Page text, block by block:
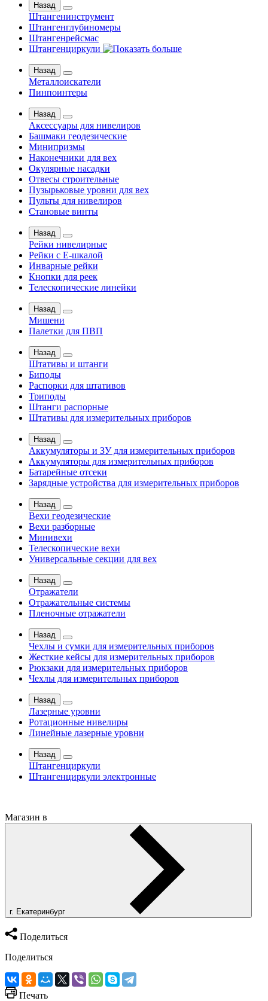
Назад
Штангенинструмент
Штангенглубиномеры
Штангенрейсмас
Штангенциркули
Назад
Металлоискатели
Пинпоинтеры
Назад
Аксессуары для нивелиров
Башмаки геодезические
Минипризмы
Наконечники для вех
Окулярные насадки
Отвесы строительные
Пузырьковые уровни для вех
Пульты для нивелиров
Становые винты
Назад
Рейки нивелирные
Рейки с Е-шкалой
Инварные рейки
Кнопки для реек
Телескопические линейки
Назад
Мишени
Палетки для ПВП
Назад
Штативы и штанги
Биподы
Распорки для штативов
Триподы
Штанги распорные
Штативы для измерительных приборов
Назад
Аккумуляторы и ЗУ для измерительных приборов
Аккумуляторы для измерительных приборов
Батарейные отсеки
Зарядные устройства для измерительных приборов
Назад
Вехи геодезические
Вехи разборные
Минивехи
Телескопические вехи
Универсальные секции для вех
Назад
Отражатели
Отражательные системы
Пленочные отражатели
Назад
Чехлы и сумки для измерительных приборов
Жесткие кейсы для измерительных приборов
Рюкзаки для измерительных приборов
Чехлы для измерительных приборов
Назад
Лазерные уровни
Ротационные нивелиры
Линейные лазерные уровни
Назад
Штангенциркули
Штангенциркули электронные
Магазин в
г. Екатеринбург
Поделиться
Поделиться
Печать